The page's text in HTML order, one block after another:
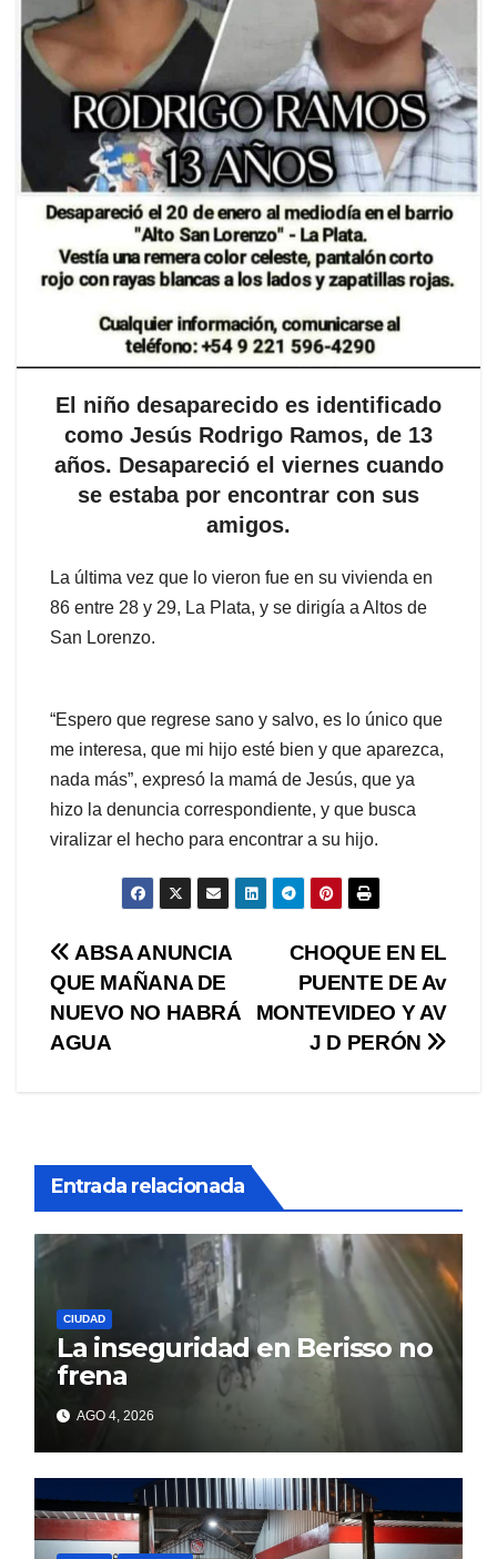
El niño desaparecido es identificado
como Jesús Rodrigo Ramos, de 13
años. Desapareció el viernes cuando
se estaba por encontrar con sus
amigos.
La última vez que lo vieron fue en su vivienda en
86 entre 28 y 29, La Plata, y se dirigía a Altos de
San Lorenzo.
“Espero que regrese sano y salvo, es lo único que
me interesa, que mi hijo esté bien y que aparezca,
nada más”, expresó la mamá de Jesús, que ya
hizo la denuncia correspondiente, y que busca
viralizar el hecho para encontrar a su hijo.
Navegación
de
entradas
CHOQUE EN EL
PUENTE DE Av
MONTEVIDEO Y AV
J D PERÓN
ABSA ANUNCIA
QUE MAÑANA DE
NUEVO NO HABRÁ
AGUA
Entrada relacionada
CIUDAD
La inseguridad en Berisso no
frena
AGO 4, 2026